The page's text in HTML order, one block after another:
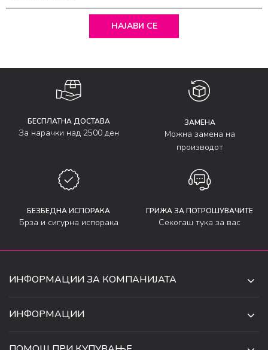
НАЈАВИ СЕ
БЕСПЛАТНА ДОСТАВА
За нарачки над 2500 ден
ЗАМЕНА
Можна замена на
производот
БЕЗБЕДНА ИСПОРАКА
Брза и сигурна испорака
ГРИЖА ЗА ПОТРОШУВАЧИТЕ
Секогаш тука за вас
ИНФОРМАЦИИ ЗА КОМПАНИЈАТА
ИНФОРМАЦИИ